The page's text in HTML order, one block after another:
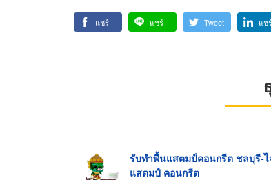
แชร์ แชร์ Tweet แช
รับทำพื้นแสตมป์คอนกรีต ชลบุรี-
แสตมป์ คอนกรีต